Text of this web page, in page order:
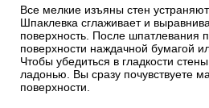
Все мелкие изъяны стен
Шпаклевка сглаживает и
поверхность. После шпатлевания
поверхности наждачной бумагой
Чтобы убедиться в гладкости
ладонью. Вы сразу почувствуете
поверхности.